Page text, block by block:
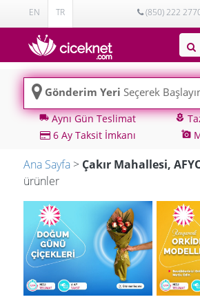
EN TR (850) 222
Gönderim Yeri Seçerek
local_shippingAynı Gün Teslimat local_florist
6 Ay Taksit İmkanı
add_a_photo
Ana Sayfa > Çakır Mahallesi,
ürünler